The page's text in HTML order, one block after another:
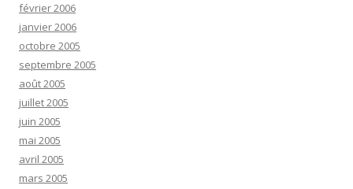
février 2006
janvier 2006
octobre 2005
septembre 2005
août 2005
juillet 2005
juin 2005
mai 2005
avril 2005
mars 2005